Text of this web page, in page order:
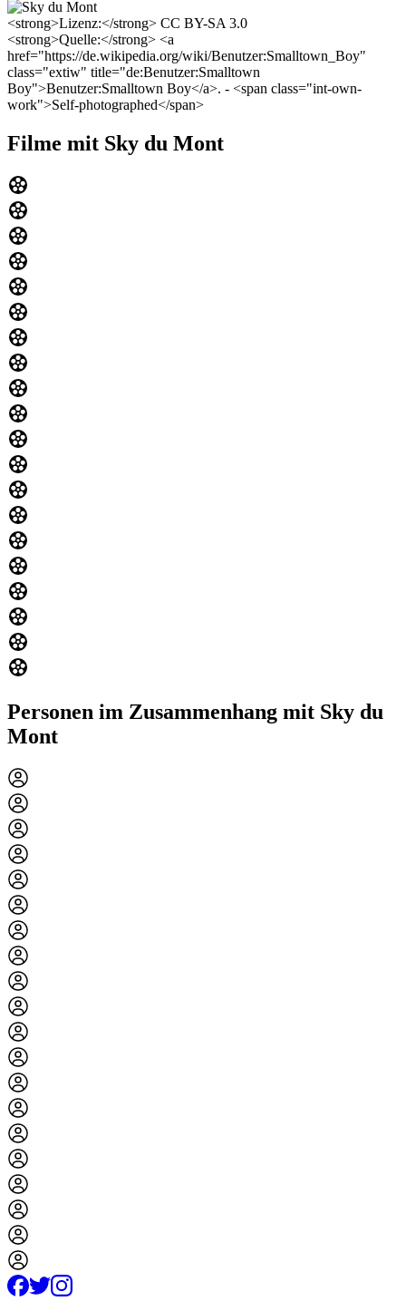
<strong>Lizenz:</strong> CC BY-SA 3.0
<strong>Quelle:</strong> <a
href="https://de.wikipedia.org/wiki/Benutzer:Smalltown_Boy"
class="extiw" title="de:Benutzer:Smalltown
Boy">Benutzer:Smalltown Boy</a>. - <span class="int-own-
work">Self-photographed</span>
Filme mit Sky du Mont
Personen im Zusammenhang mit Sky du
Mont